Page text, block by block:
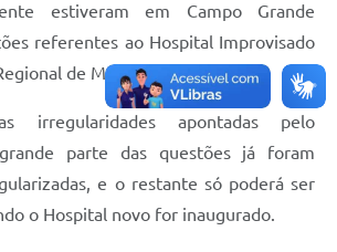
estiveram em Campo Grande
referentes ao Hospital Improvisado
de Medicina.
irregularidades apontadas pelo
parte das questões já foram
e o restante só poderá ser
o Hospital novo for inaugurado.